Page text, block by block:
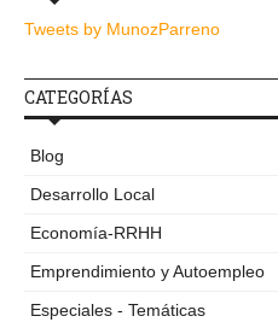
Tweets by MunozParreno
CATEGORÍAS
Blog
Desarrollo Local
Economía-RRHH
Emprendimiento y Autoempleo
Especiales - Temáticas